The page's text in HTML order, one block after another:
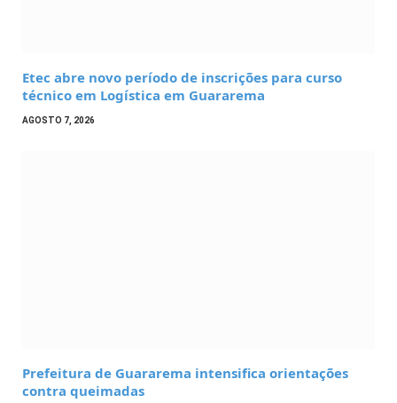
Etec abre novo período de inscrições para curso
técnico em Logística em Guararema
AGOSTO 7, 2026
Prefeitura de Guararema intensifica orientações
contra queimadas